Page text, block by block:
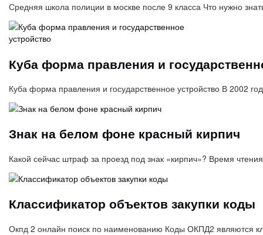
Средняя школа полиции в москве после 9 класса Что нужно
Куба форма правления и
Куба форма правления и государственное устройство В 2002
Знак на белом фоне красный кирпич
Какой сейчас штраф за проезд под знак «кирпич»? Время
Классификатор объектов закупки коды
Окпд 2 онлайн поиск по наименованию Коды ОКПД2 являются